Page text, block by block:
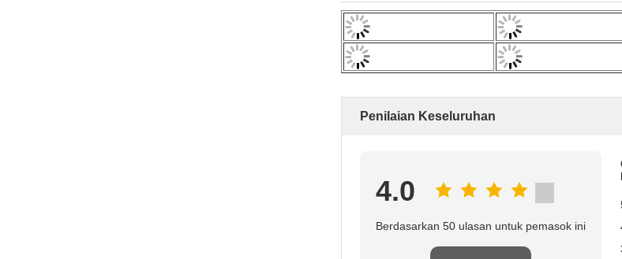
Penilaian Keseluruhan
4.0
Berdasarkan 50 ulasan untuk pemasok ini